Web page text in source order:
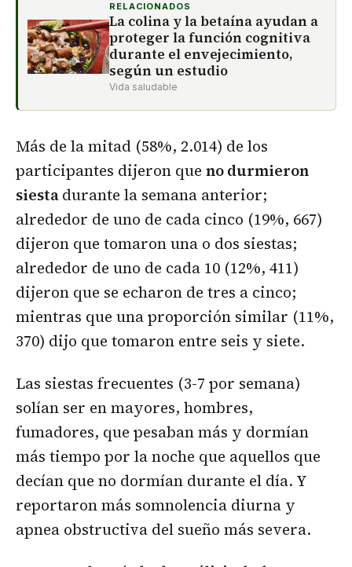
RELACIONADOS
La colina y la betaína ayudan a
proteger la función cognitiva
durante el envejecimiento,
según un estudio
Vida saludable
Más de la mitad (58%, 2.014) de los
participantes dijeron que no durmieron
siestadurante la semana anterior;
alrededor de uno de cada cinco (19%, 667)
dijeron que tomaron una o dos siestas;
alrededor de uno de cada 10 (12%, 411)
dijeron que se echaron de tres a cinco;
mientras que una proporción similar (11%,
370) dijo que tomaron entre seis y siete.
Las siestas frecuentes (3-7 por semana)
solían ser en mayores, hombres,
fumadores, que pesaban más y dormían
más tiempo por la noche que aquellos que
decían que no dormían durante el día. Y
reportaron más somnolencia diurna y
apnea obstructiva del sueño más severa.